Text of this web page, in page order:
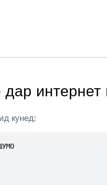
дар интернет
кунед: